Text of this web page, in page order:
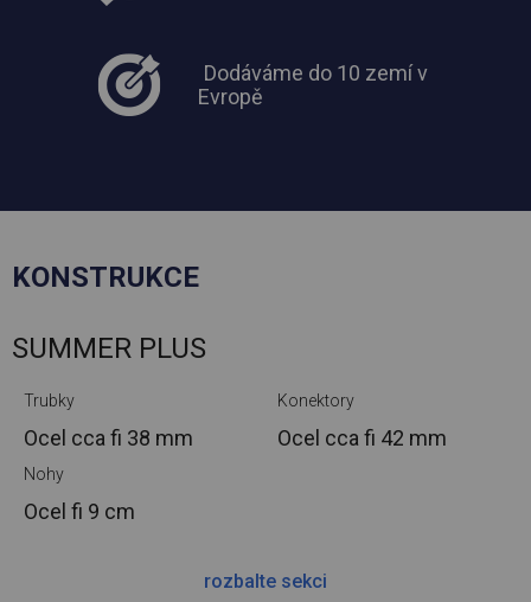
Dodáváme do 10 zemí v
Evropě
KONSTRUKCE
SUMMER PLUS
Trubky
Ocel ccafi 38 mm
Konektory
Ocel ccafi 42 mm
Nohy
Ocel fi 9 cm
rozbalte sekci